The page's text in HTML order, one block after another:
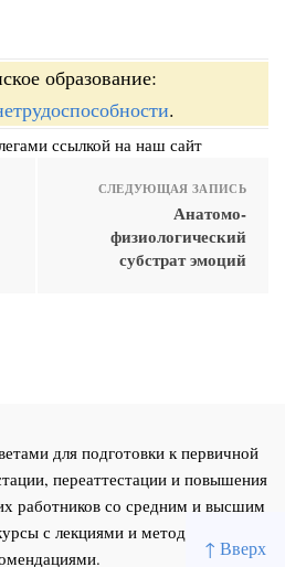
↑ Вверх
образование:
.
ссылкой на наш сайт
СЛЕДУЮЩАЯ ЗАПИСЬ
Анатомо-
физиологический
субстрат эмоций
для подготовки к первичной
переаттестации и повышения
работников со средним и высшим
с лекциями и методическими